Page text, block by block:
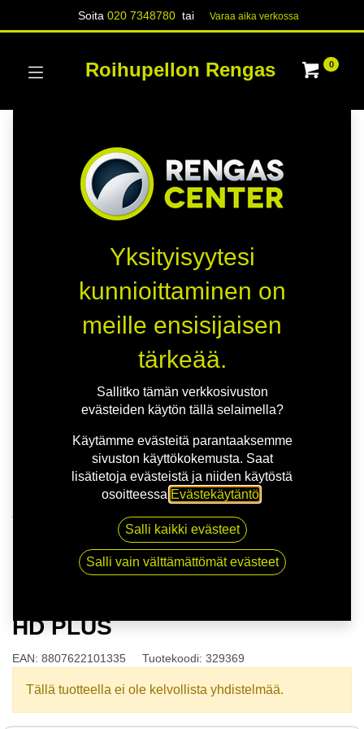
Soita020 7348780 tai Varaa aika verk​​​​ossa
Roihupellon Rengas 0
175/60R14 79H NEXEN N'BLUE HD PLUS
HD PLUS
EAN: 8807622101335 Tuotekoodi: 329369
Tällä tuotteella ei ole kelvollista yhdistelmää.
Yksityisyytesi
kunnioittaminen on
meille ensisijaisen
tärkeää.
Sallitko tämän verkkosivuston
evästeiden käytön tällä selaimella?
Käytämme evästeitä parantaaksemme
sivuston käyttökokemusta. Saat
lisätietoja evästeistä ja niiden käytöstä
osoitteessa Evästekäytäntö
Salli kaikki evästeet
Salli vain välttämättömät evästeet